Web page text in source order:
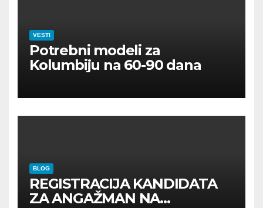
VESTI
Potrebni modeli za
Kolumbiju na 60-90 dana
BLOG
REGISTRACIJA KANDIDATA
ZA ANGAŽMAN NA